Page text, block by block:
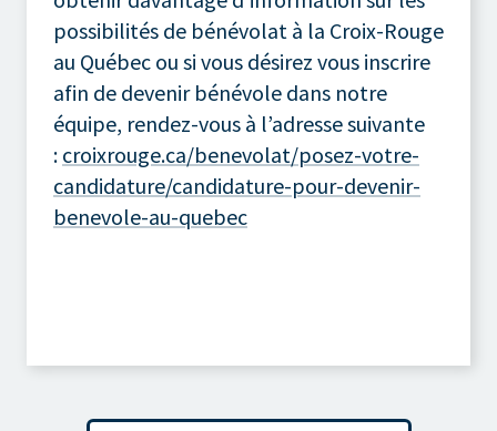
possibilités de bénévolat à la Croix-Rouge
au Québec ou si vous désirez vous inscrire
afin de devenir bénévole dans notre
équipe, rendez-vous à l’adresse suivante
: croixrouge.ca/benevolat/posez-votre-
candidature/candidature-pour-devenir-
benevole-au-quebec